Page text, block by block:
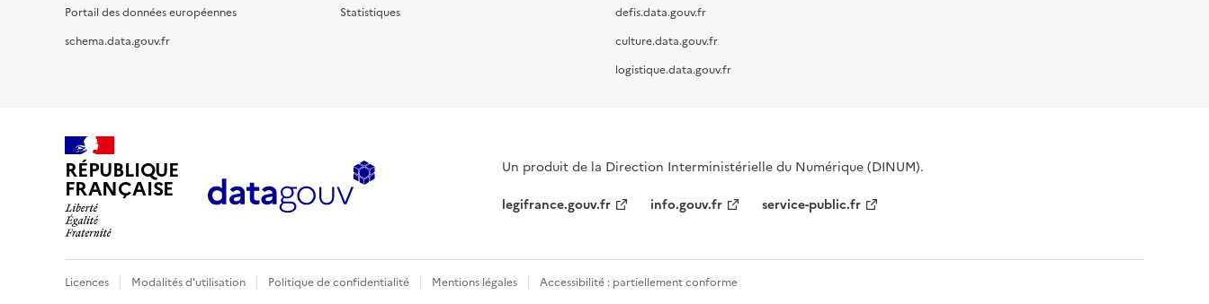
Portail des données européennes
schema.data.gouv.fr
Statistiques
defis.data.gouv.fr
culture.data.gouv.fr
logistique.data.gouv.fr
RÉPUBLIQUE
FRANÇAISE
Un produit de la Direction Interministérielle du Numérique (DINUM).
legifrance.gouv.fr
info.gouv.fr service-public.fr
Licences Modalités d'utilisation Politique de confidentialité Mentions légales Accessibilité : partiellement conforme